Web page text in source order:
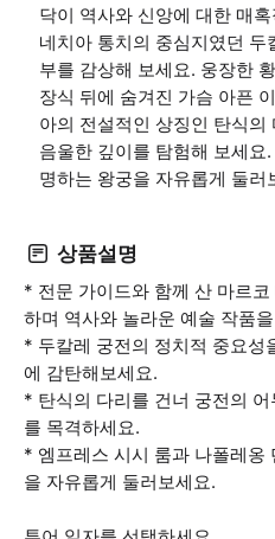
닥이 역사와 신앙에 대한 매
네치아 통치의 중심지였던 두
부를 감상해 보세요. 웅장한
장식 뒤에 숨겨진 가슴 아픈
아의 전설적인 상징인 탄식의
음울한 깊이를 탐험해 보세
명하는 왕궁을 자유롭게 둘
상품설명
* 전문 가이드와 함께 산 마르
하며 역사와 놀라운 예술 작품
* 두칼레 궁전의 정치적 중요성
에 감탄해보세요.
* 탄식의 다리를 건너 궁전의
를 목격하세요.
* 엠프레스 시시 룸과 나폴레옹
을 자유롭게 둘러보세요.